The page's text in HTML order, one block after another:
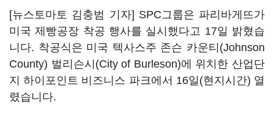
[뉴스토마토 김충범 기자] SPC그룹은 파리바게뜨가
미국 제빵공장 착공 행사를 실시했다고 17일 밝혔습
니다. 착공식은 미국 텍사스주 존슨 카운티(Johnson
County) 벌리슨시(City of Burleson)에 위치한 산업단
지 하이포인트 비즈니스 파크에서 16일(현지시간) 열
렸습니다.